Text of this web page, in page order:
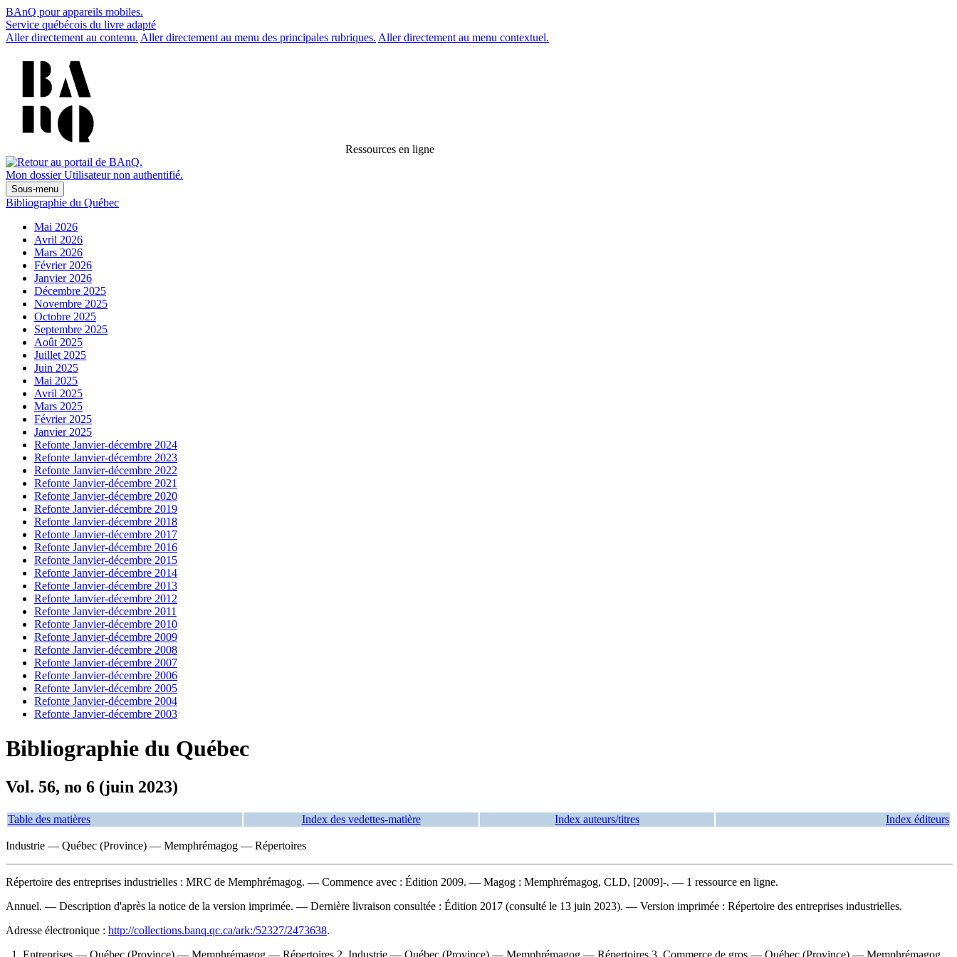
BAnQ pour appareils mobiles.
Service québécois du livre adapté
Aller directement au contenu. Aller directement au menu des principales rubriques. Aller directement au menu contextuel.
Ressources en ligne
Mon dossier Utilisateur non authentifié.
Sous-menu
Bibliographie du Québec
Mai 2026
Avril 2026
Mars 2026
Février 2026
Janvier 2026
Décembre 2025
Novembre 2025
Octobre 2025
Septembre 2025
Août 2025
Juillet 2025
Juin 2025
Mai 2025
Avril 2025
Mars 2025
Février 2025
Janvier 2025
Refonte Janvier-décembre 2024
Refonte Janvier-décembre 2023
Refonte Janvier-décembre 2022
Refonte Janvier-décembre 2021
Refonte Janvier-décembre 2020
Refonte Janvier-décembre 2019
Refonte Janvier-décembre 2018
Refonte Janvier-décembre 2017
Refonte Janvier-décembre 2016
Refonte Janvier-décembre 2015
Refonte Janvier-décembre 2014
Refonte Janvier-décembre 2013
Refonte Janvier-décembre 2012
Refonte Janvier-décembre 2011
Refonte Janvier-décembre 2010
Refonte Janvier-décembre 2009
Refonte Janvier-décembre 2008
Refonte Janvier-décembre 2007
Refonte Janvier-décembre 2006
Refonte Janvier-décembre 2005
Refonte Janvier-décembre 2004
Refonte Janvier-décembre 2003
Bibliographie du Québec
Vol. 56, no 6 (juin 2023)
Table des matières Index des vedettes-matière Index auteurs/titres Index éditeurs
Industrie — Québec (Province) — Memphrémagog — Répertoires
Répertoire des entreprises industrielles : MRC de Memphrémagog. — Commence avec : Édition 2009. — Magog : Memphrémagog, CLD, [2009]-. — 1 ressource en ligne.
Annuel. — Description d'après la notice de la version imprimée. — Dernière livraison consultée : Édition 2017 (consulté le 13 juin 2023). — Version imprimée : Répertoire des entreprises industrielles.
Adresse électronique : http://collections.banq.qc.ca/ark:/52327/2473638.
1. Entreprises — Québec (Province) — Memphrémagog — Répertoires 2. Industrie — Québec (Province) — Memphrémagog — Répertoires 3. Commerce de gros — Québec (Province) — Memphrémagog